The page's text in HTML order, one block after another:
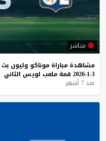
مباشر
مشاهدة مباراة موناكو وليون بث
3-1-2026
قمة ملعب لويس الثاني
منذ 7 أشهر